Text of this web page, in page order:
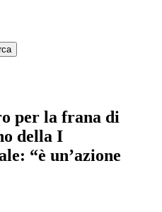
per la frana di
della I
“è un’azione